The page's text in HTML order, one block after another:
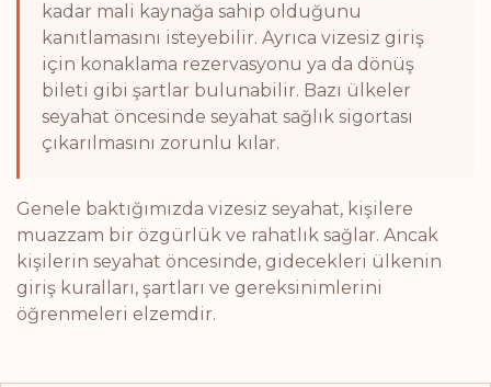
kadar mali kaynağa sahip olduğunu
kanıtlamasını isteyebilir. Ayrıca vizesiz giriş
için konaklama rezervasyonu ya da dönüş
bileti gibi şartlar bulunabilir. Bazı ülkeler
seyahat öncesinde seyahat sağlık sigortası
çıkarılmasını zorunlu kılar.
Genele baktığımızda vizesiz seyahat, kişilere
muazzam bir özgürlük ve rahatlık sağlar. Ancak
kişilerin seyahat öncesinde, gidecekleri ülkenin
giriş kuralları, şartları ve gereksinimlerini
öğrenmeleri elzemdir.